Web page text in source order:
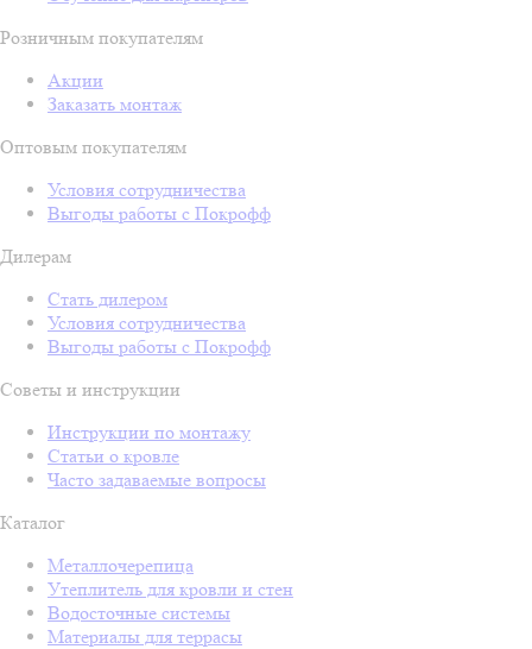
Розничным покупателям
Акции
Заказать монтаж
Оптовым покупателям
Условия сотрудничества
Выгоды работы с Покрофф
Дилерам
Стать дилером
Условия сотрудничества
Выгоды работы с Покрофф
Советы и инструкции
Инструкции по монтажу
Статьи о кровле
Часто задаваемые вопросы
Каталог
Металлочерепица
Утеплитель для кровли и стен
Водосточные системы
Материалы для террасы